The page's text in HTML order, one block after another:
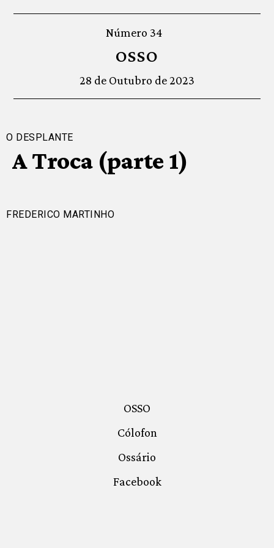
Número 34
OSSO
28 de Outubro de 2023
O DESPLANTE
A Troca (parte 1)
FREDERICO MARTINHO
OSSO
Cólofon
Ossário
Facebook